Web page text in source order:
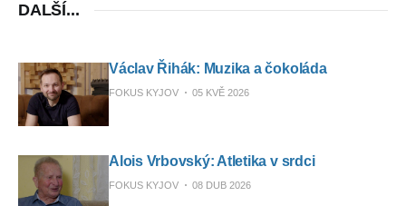
DALŠÍ...
Václav Řihák: Muzika a čokoláda
FOKUS KYJOV 05 KVĚ 2026
Alois Vrbovský: Atletika v srdci
FOKUS KYJOV 08 DUB 2026